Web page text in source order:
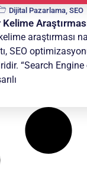
Dijital Pazarlama ,SEO
araştırması
SEO
“Search